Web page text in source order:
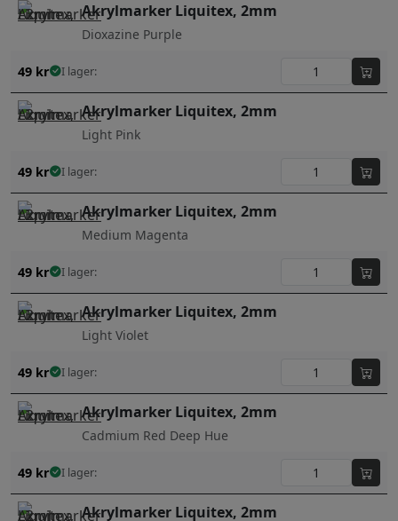
Akrylmarker Liquitex, 2mm
Dioxazine Purple
49 kr I lager:
Akrylmarker Liquitex, 2mm
Light Pink
49 kr I lager:
Akrylmarker Liquitex, 2mm
Medium Magenta
49 kr I lager:
Akrylmarker Liquitex, 2mm
Light Violet
49 kr I lager:
Akrylmarker Liquitex, 2mm
Cadmium Red Deep Hue
49 kr I lager:
Akrylmarker Liquitex, 2mm